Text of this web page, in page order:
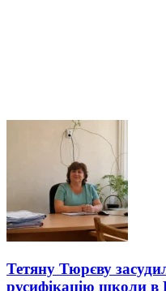
Тетяну Тюрєву
русифікацію школи в